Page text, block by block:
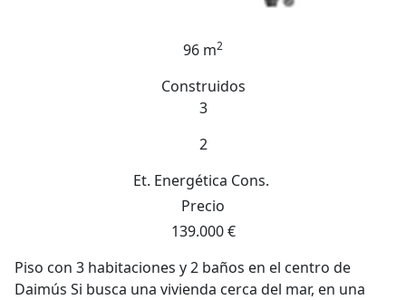
96 m2
Construidos
3
2
Et. Energética Cons.
Precio
139.000 €
Piso con 3 habitaciones y 2 baños en el centro de
Daimús Si busca una vivienda cerca del mar, en una